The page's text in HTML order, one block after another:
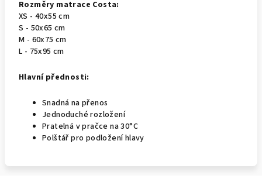
Rozměry matrace Costa:
XS - 40x55 cm
S - 50x65 cm
M - 60x75 cm
L - 75x95 cm
Hlavní přednosti:
Snadná na přenos
Jednoduché rozložení
Pratelná v pračce na 30°C
Polštář pro podložení hlavy